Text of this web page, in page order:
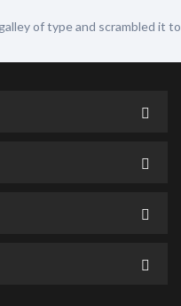
of type and scrambled it to